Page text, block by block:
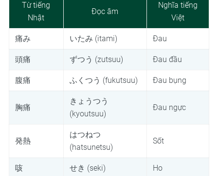
Từ tiếng
Nhật
Đọc âm
Nghĩa tiếng
Việt
痛み いたみ (itami) Đau
頭痛 ずつう (zutsuu) Đau đầu
腹痛 ふくつう (fukutsuu) Đau bụng
胸痛
きょうつう
(kyoutsuu)
Đau ngực
発熱
はつねつ
(hatsunetsu)
Sốt
咳 せき (seki) Ho